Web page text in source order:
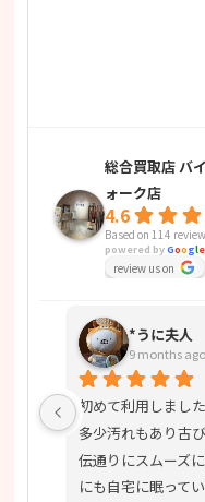
総合買取店 バ
ォーク店
4.6
Based on 114
powered byGoogle
review us on
*うに夫人
9 months ago
初めて利用しまし
多少汚れもあり古
伝通りにスムーズ
にも自宅に眠って